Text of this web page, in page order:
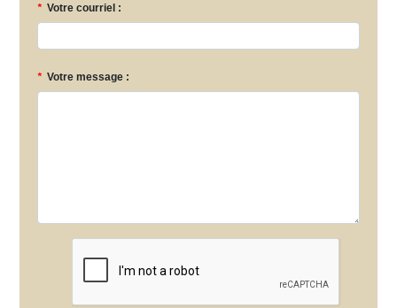
* Votre courriel :
* Votre message :